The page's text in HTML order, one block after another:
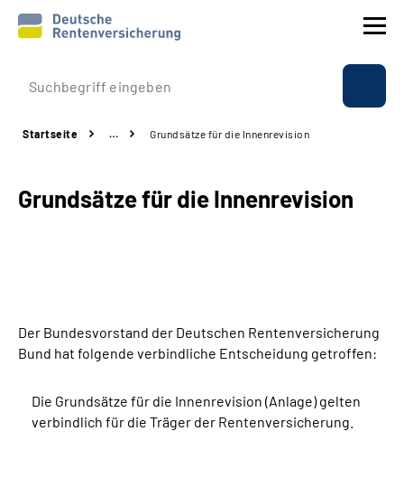
Prävention
Rente
Über uns & Presse
Online-Services
Startseite … Grundsätze für die Innenrevision
Grundsätze für die Innenrevision
Der Bundesvorstand der Deutschen Rentenversicherung
Bund hat folgende verbindliche Entscheidung getroffen:
Die Grundsätze für die Innenrevision (Anlage) gelten
verbindlich für die Träger der Rentenversicherung.